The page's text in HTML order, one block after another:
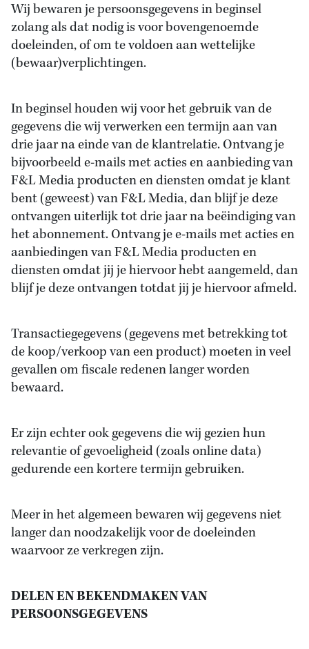
Wij bewaren je persoonsgegevens in beginsel
zolang als dat nodig is voor bovengenoemde
doeleinden, of om te voldoen aan wettelijke
(bewaar)verplichtingen.
In beginsel houden wij voor het gebruik van de
gegevens die wij verwerken een termijn aan van
drie jaar na einde van de klantrelatie. Ontvang je
bijvoorbeeld e-mails met acties en aanbieding van
F&L Media producten en diensten omdat je klant
bent (geweest) van F&L Media, dan blijf je deze
ontvangen uiterlijk tot drie jaar na beëindiging van
het abonnement. Ontvang je e-mails met acties en
aanbiedingen van F&L Media producten en
diensten omdat jij je hiervoor hebt aangemeld, dan
blijf je deze ontvangen totdat jij je hiervoor afmeld.
Transactiegegevens (gegevens met betrekking tot
de koop/verkoop van een product) moeten in veel
gevallen om fiscale redenen langer worden
bewaard.
Er zijn echter ook gegevens die wij gezien hun
relevantie of gevoeligheid (zoals online data)
gedurende een kortere termijn gebruiken.
Meer in het algemeen bewaren wij gegevens niet
langer dan noodzakelijk voor de doeleinden
waarvoor ze verkregen zijn.
DELEN EN BEKENDMAKEN VAN
PERSOONSGEGEVENS